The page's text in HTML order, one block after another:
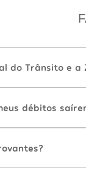
do Trânsito e a
débitos